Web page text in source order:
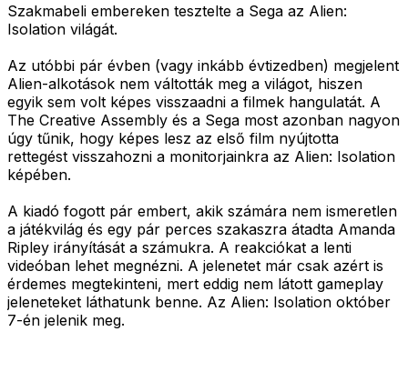
Szakmabeli embereken tesztelte a Sega az Alien:
Isolation világát.
Az utóbbi pár évben (vagy inkább évtizedben) megjelent
Alien-alkotások nem váltották meg a világot, hiszen
egyik sem volt képes visszaadni a filmek hangulatát. A
The Creative Assembly és a Sega most azonban nagyon
úgy tűnik, hogy képes lesz az első film nyújtotta
rettegést visszahozni a monitorjainkra az Alien: Isolation
képében.
A kiadó fogott pár embert, akik számára nem ismeretlen
a játékvilág és egy pár perces szakaszra átadta Amanda
Ripley irányítását a számukra. A reakciókat a lenti
videóban lehet megnézni. A jelenetet már csak azért is
érdemes megtekinteni, mert eddig nem látott gameplay
jeleneteket láthatunk benne. Az Alien: Isolation október
7-én jelenik meg.